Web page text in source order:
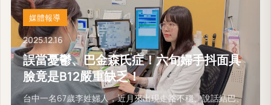
媒體報導
2025.12.16
誤當憂鬱、巴金森氏症！六旬婦手抖面具
臉竟是B12嚴重缺乏！
台中一名67歲李姓婦人，近月來出現走路不穩、說話結巴、